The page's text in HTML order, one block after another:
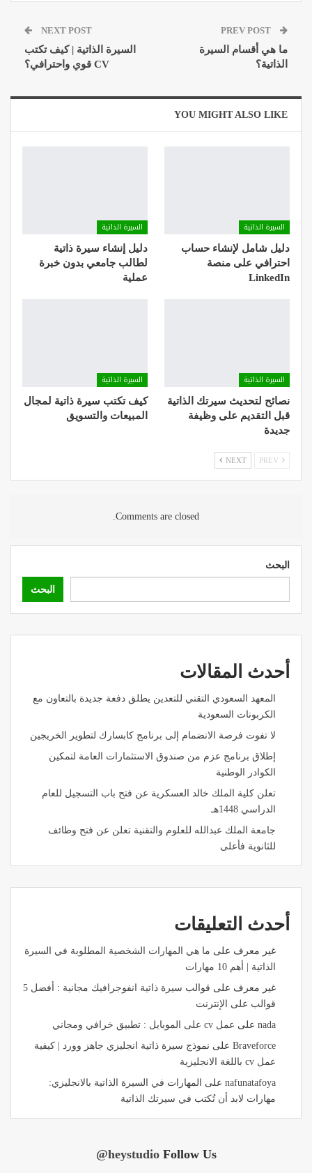
ما هي أقسام السيرة
الذاتية؟
NEXT POST
السيرة الذاتية | كيف تكتب
CV قوي واحترافي؟
YOU MIGHT ALSO LIKE
السيرة الذاتية
دليل شامل لإنشاء حساب
احترافي على منصة
LinkedIn
السيرة الذاتية
دليل إنشاء سيرة ذاتية
لطالب جامعي بدون خبرة
عملية
السيرة الذاتية
نصائح لتحديث سيرتك الذاتية
قبل التقديم على وظيفة
جديدة
السيرة الذاتية
كيف تكتب سيرة ذاتية لمجال
المبيعات والتسويق
NEXT
Comments are closed.
البحث
البحث
أحدث المقالات
المعهد السعودي التقني للتعدين يطلق دفعة جديدة بالتعاون مع
الكربونات السعودية
لا تفوت فرصة الانضمام إلى برنامج كابسارك لتطوير الخريجين
إطلاق برنامج عزم من صندوق الاستثمارات العامة لتمكين
الكوادر الوطنية
تعلن كلية الملك خالد العسكرية عن فتح باب التسجيل للعام
الدراسي 1448هـ
جامعة الملك عبدالله للعلوم والتقنية تعلن عن فتح وظائف
للثانوية فأعلى
أحدث التعليقات
غير معرف على ما هي المهارات الشخصية المطلوبة في السيرة
الذاتية | أهم 10 مهارات
غير معرف على
قوالب سيرة ذاتية انفوجرافيك مجانية : أفضل 5
قوالب على الإنترنت
nada على عمل cv على الموبايل : تطبيق خرافي ومجاني
Braveforce على نموذج سيرة ذاتية انجليزي جاهز وورد | كيفية
عمل cv باللغة الانجليزية
nafunatafoya على
المهارات في السيرة الذاتية بالانجليزي:
مهارات لابد أن تُكتب في سيرتك الذاتية
Follow Us
@heystudio